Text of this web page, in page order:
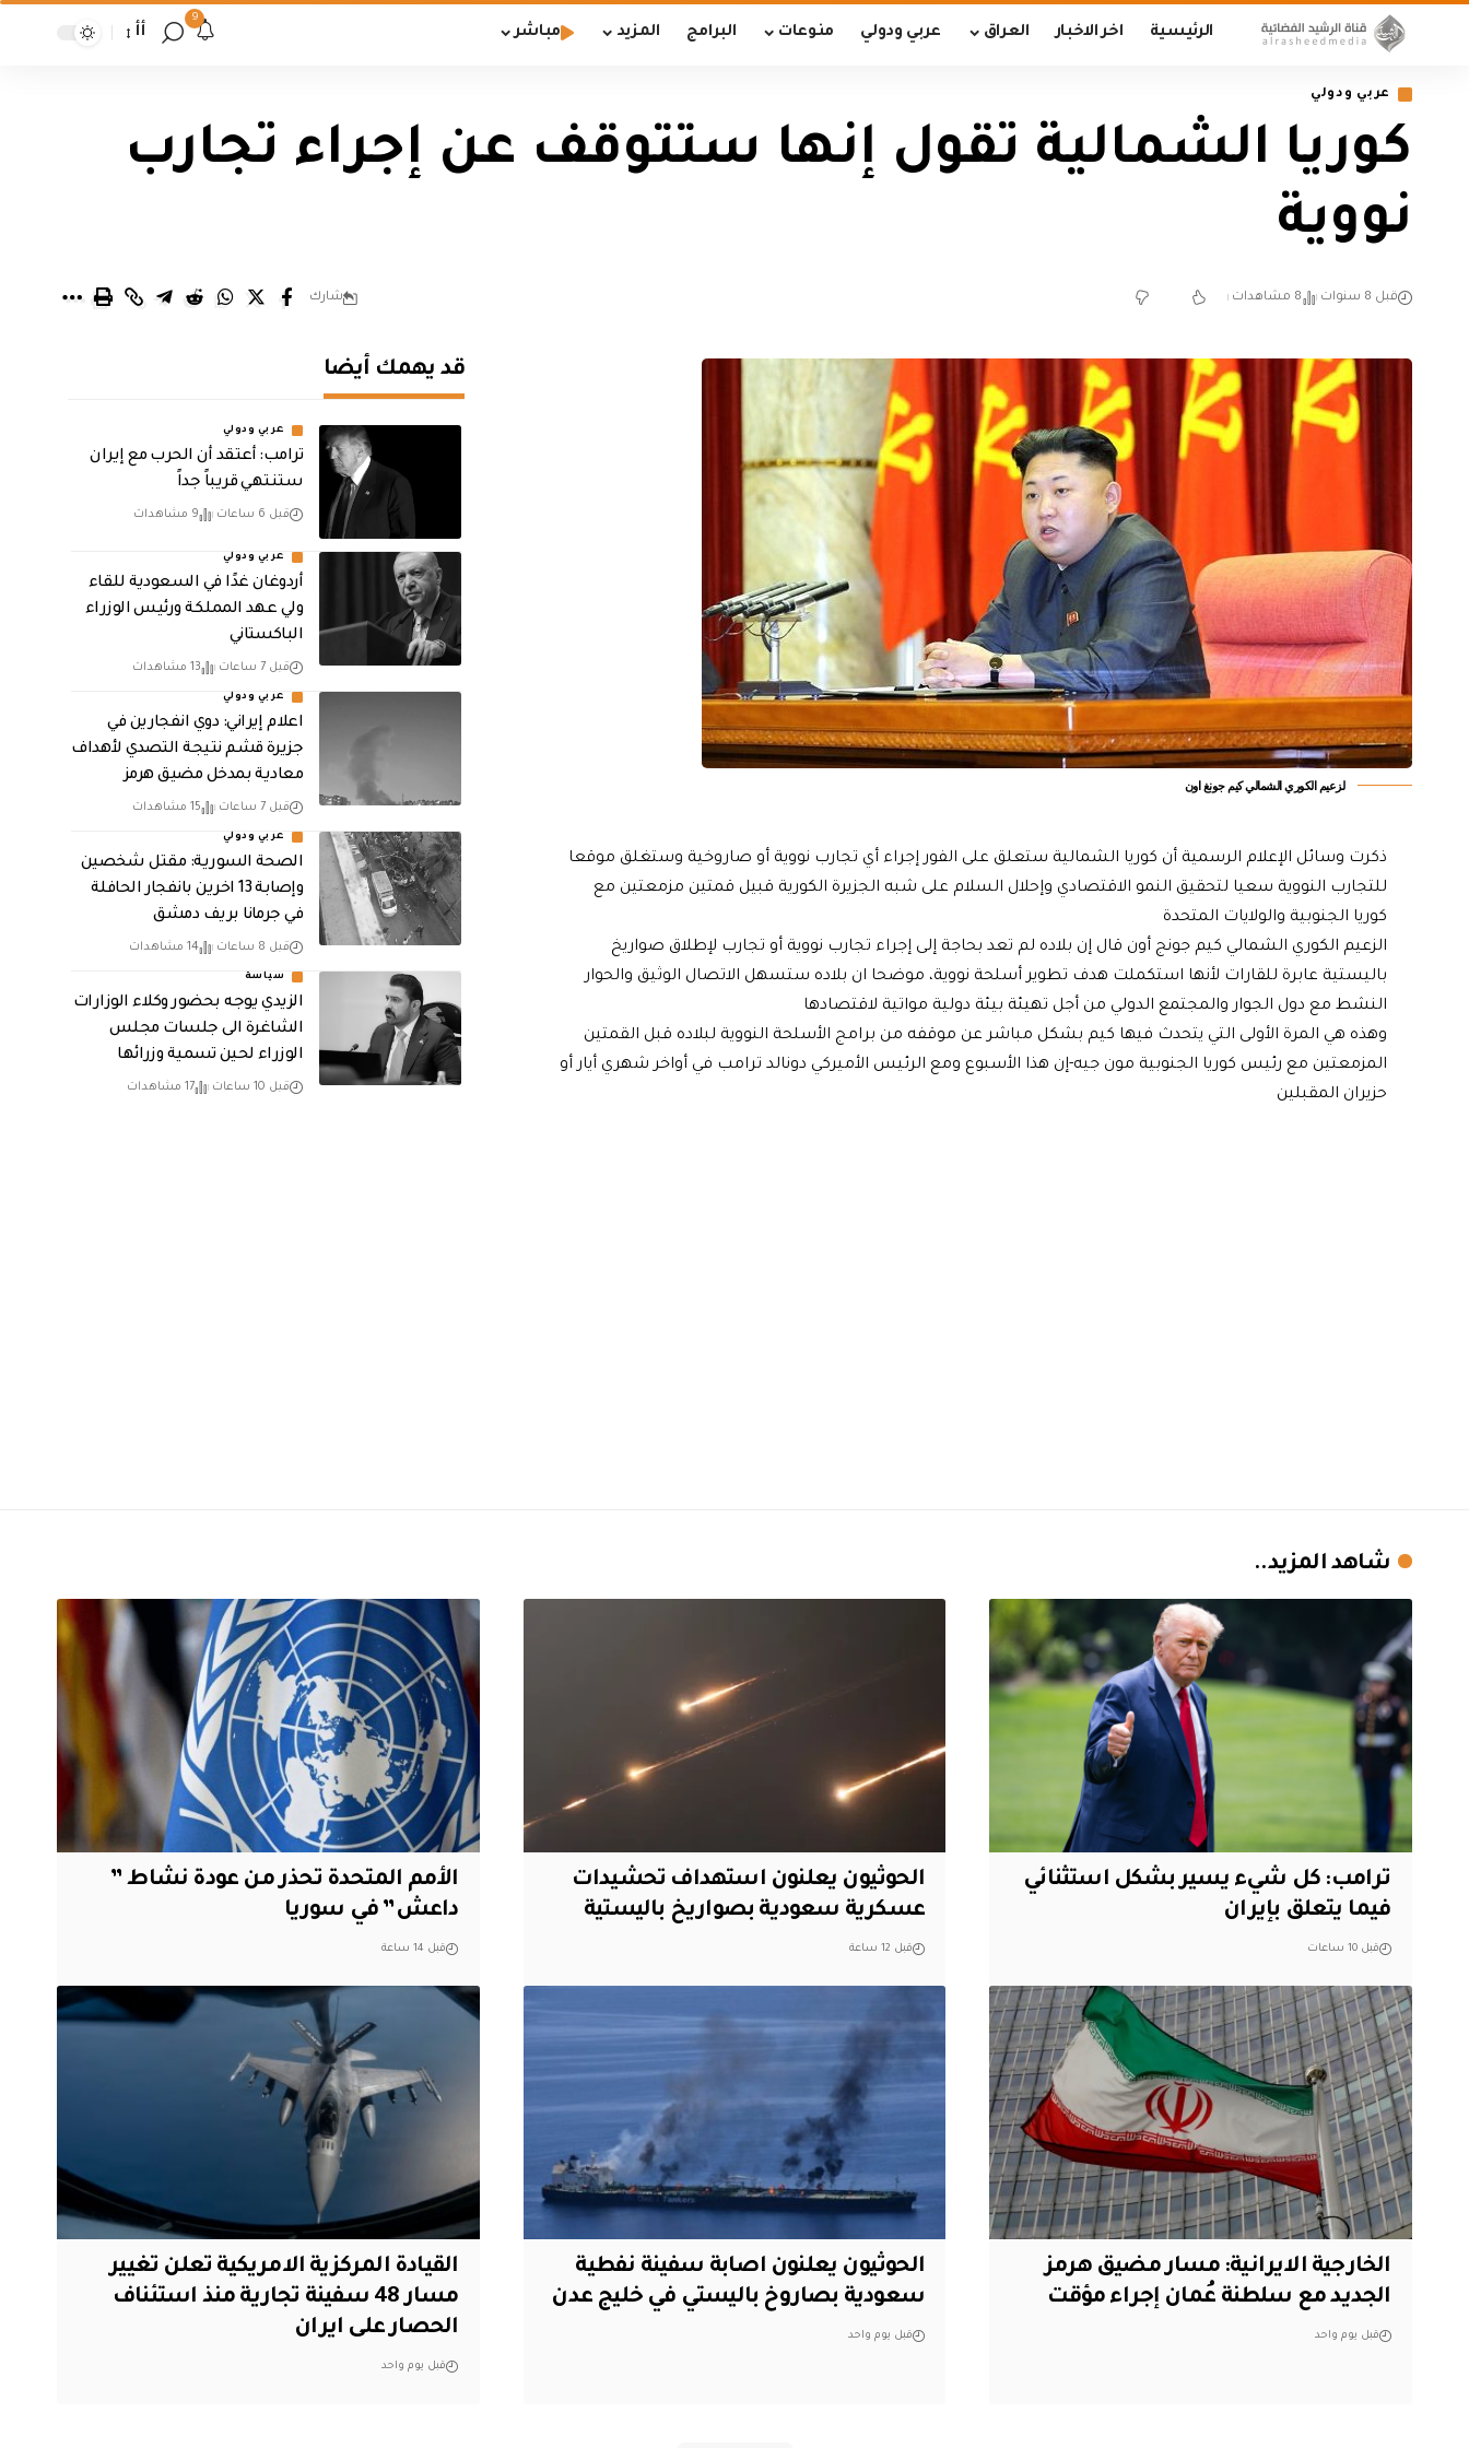
الرئيسية اخر الاخبار العراق عربي ودولي منوعات البرامج المزيد مباشر
9
أأ
عربي ودولي
كوريا الشمالية تقول إنها ستتوقف عن إجراء تجارب
نووية
قبل 8 سنوات 8 مشاهدات شارك
لزعيم الكوري الشمالي كيم جونغ اون
ذكرت وسائل الإعلام الرسمية أن كوريا الشمالية ستعلق على الفور إجراء أي تجارب نووية أو صاروخية وستغلق موقعا
للتجارب النووية سعيا لتحقيق النمو الاقتصادي وإحلال السلام على شبه الجزيرة الكورية قبيل قمتين مزمعتين مع
كوريا الجنوبية والولايات المتحدة
الزعيم الكوري الشمالي كيم جونج أون قال إن بلاده لم تعد بحاجة إلى إجراء تجارب نووية أو تجارب لإطلاق صواريخ
باليستية عابرة للقارات لأنها استكملت هدف تطوير أسلحة نووية، موضحا ان بلاده ستسهل الاتصال الوثيق والحوار
النشط مع دول الجوار والمجتمع الدولي من أجل تهيئة بيئة دولية مواتية لاقتصادها
وهذه هي المرة الأولى التي يتحدث فيها كيم بشكل مباشر عن موقفه من برامج الأسلحة النووية لبلاده قبل القمتين
المزمعتين مع رئيس كوريا الجنوبية مون جيه-إن هذا الأسبوع ومع الرئيس الأميركي دونالد ترامب في أواخر شهري أيار أو
حزيران المقبلين
قد يهمك أيضا
عربي ودولي
‏ترامب: أعتقد أن الحرب مع إيران
ستنتهي قريباً جداً
قبل 6 ساعات 9 مشاهدات
عربي ودولي
أردوغان غدًا في السعودية للقاء
ولي عهد المملكة ورئيس الوزراء
الباكستاني
قبل 7 ساعات 13 مشاهدات
عربي ودولي
اعلام إيراني: دوي انفجارين في
جزيرة قشم نتيجة التصدي لأهداف
معادية بمدخل مضيق هرمز
قبل 7 ساعات 15 مشاهدات
عربي ودولي
الصحة السورية: مقتل شخصين
وإصابة 13 اخرين بانفجار الحافلة
في جرمانا بريف دمشق
قبل 8 ساعات 14 مشاهدات
سياسة
الزيدي يوجه بحضور وكلاء الوزارات
الشاغرة الى جلسات مجلس
الوزراء لحين تسمية وزرائها
قبل 10 ساعات 17 مشاهدات
شاهد المزيد..
ترامب: كل شيء يسير بشكل استثنائي
فيما يتعلق بإيران
قبل 10 ساعات
الحوثيون يعلنون استهداف تحشيدات
عسكرية سعودية بصواريخ باليستية
قبل 12 ساعة
الأمم المتحدة تحذر من عودة نشاط ”
داعش” في سوريا
قبل 14 ساعة
الخارجية الايرانية: مسار مضيق هرمز
الجديد مع سلطنة عُمان إجراء مؤقت
قبل يوم واحد
الحوثيون يعلنون اصابة سفينة نفطية
سعودية بصاروخ باليستي في خليج عدن
قبل يوم واحد
القيادة المركزية الامريكية تعلن تغيير
مسار 48 سفينة تجارية منذ استئناف
الحصار على ايران
قبل يوم واحد